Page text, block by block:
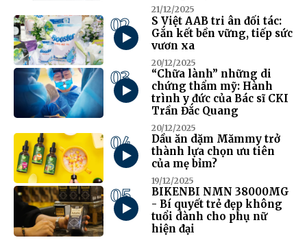
21/12/2025
02
S Việt AAB tri ân đối tác:
Gắn kết bền vững, tiếp sức
vươn xa
20/12/2025
03
“Chữa lành” những di
chứng thẩm mỹ: Hành
trình y đức của Bác sĩ CKI
Trần Đắc Quang
20/12/2025
04
Dầu ăn dặm Mămmy trở
thành lựa chọn ưu tiên
của mẹ bỉm?
19/12/2025
05
BIKENBI NMN 38000MG
- Bí quyết trẻ đẹp không
tuổi dành cho phụ nữ
hiện đại